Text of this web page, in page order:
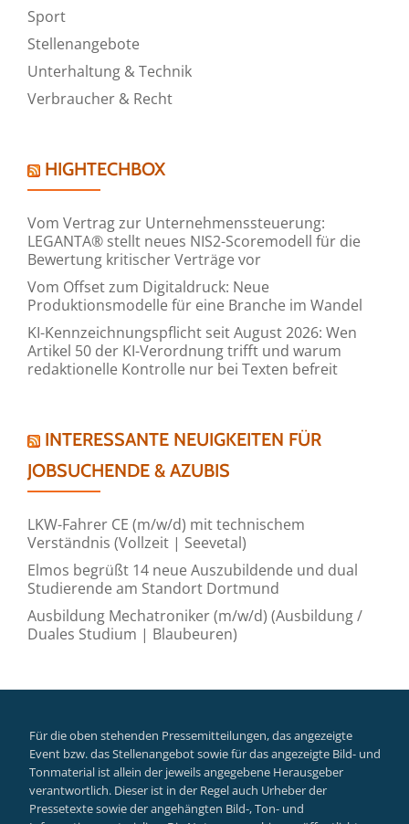
Sport
Stellenangebote
Unterhaltung & Technik
Verbraucher & Recht
HIGHTECHBOX
Vom Vertrag zur Unternehmenssteuerung:
LEGANTA® stellt neues NIS2-Scoremodell für die
Bewertung kritischer Verträge vor
Vom Offset zum Digitaldruck: Neue
Produktionsmodelle für eine Branche im Wandel
KI-Kennzeichnungspflicht seit August 2026: Wen
Artikel 50 der KI-Verordnung trifft und warum
redaktionelle Kontrolle nur bei Texten befreit
INTERESSANTE NEUIGKEITEN FÜR
JOBSUCHENDE & AZUBIS
LKW-Fahrer CE (m/w/d) mit technischem
Verständnis (Vollzeit | Seevetal)
Elmos begrüßt 14 neue Auszubildende und dual
Studierende am Standort Dortmund
Ausbildung Mechatroniker (m/w/d) (Ausbildung /
Duales Studium | Blaubeuren)
Für die oben stehenden Pressemitteilungen, das angezeigte
Event bzw. das Stellenangebot sowie für das angezeigte Bild- und
Tonmaterial ist allein der jeweils angegebene Herausgeber
verantwortlich. Dieser ist in der Regel auch Urheber der
Pressetexte sowie der angehängten Bild-, Ton- und